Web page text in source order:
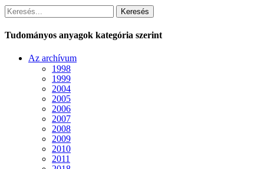
Keresés
Tudományos anyagok kategória szerint
Az archívum
1998
1999
2004
2005
2006
2007
2008
2009
2010
2011